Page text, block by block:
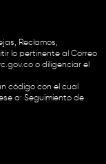
Reclamos,
lo pertinente al Correo
o diligenciar el
código con el cual
a: Seguimiento de